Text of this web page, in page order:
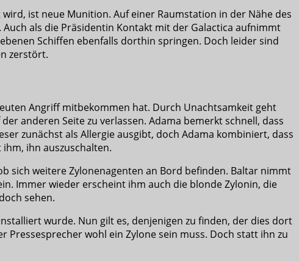
ist neue Munition. Auf einer Raumstation in der Nähe des
als die Präsidentin Kontakt mit der Galactica aufnimmt
Schiffen ebenfalls dorthin springen. Doch leider sind
zerstört.
Angriff mitbekommen hat. Durch Unachtsamkeit geht
anderen Seite zu verlassen. Adama bemerkt schnell, dass
zunächst als Allergie ausgibt, doch Adama kombiniert, dass
ihn auszuschalten.
sich weitere Zylonenagenten an Bord befinden. Baltar nimmt
Immer wieder erscheint ihm auch die blonde Zylonin, die
sehen.
wurde. Nun gilt es, denjenigen zu finden, der dies dort
wohl ein Zylone sein muss. Doch statt ihn zu